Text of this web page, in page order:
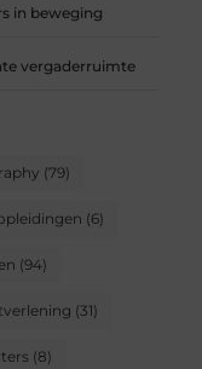
in beweging
vergaderruimte
(79)
(6)
(94)
(31)
(8)